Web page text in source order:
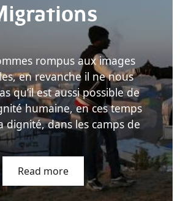
rompus aux images
en revanche il ne nous
qu’il est aussi possible de
humaine, en ces temps
dignité, dans les camps de
Read more